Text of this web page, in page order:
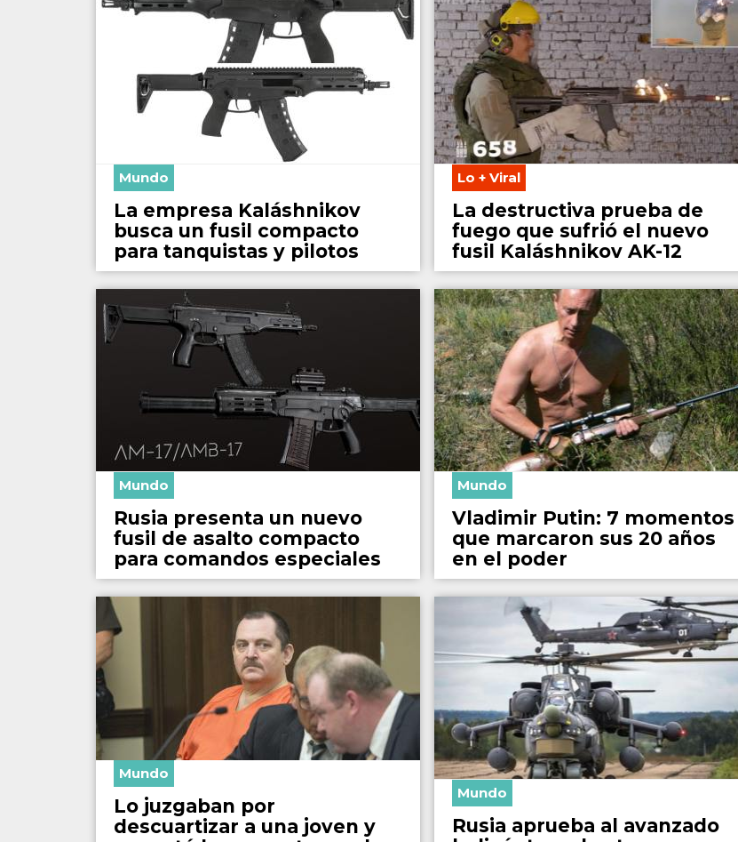
Mundo
La empresa Kaláshnikov
busca un fusil compacto
para tanquistas y pilotos
Lo + Viral
La destructiva prueba de
fuego que sufrió el nuevo
fusil Kaláshnikov AK-12
Mundo
Rusia presenta un nuevo
fusil de asalto compacto
para comandos especiales
Mundo
Vladimir Putin: 7 momentos
que marcaron sus 20 años
en el poder
Mundo
Lo juzgaban por
descuartizar a una joven y
Mundo
Rusia aprueba al avanzado